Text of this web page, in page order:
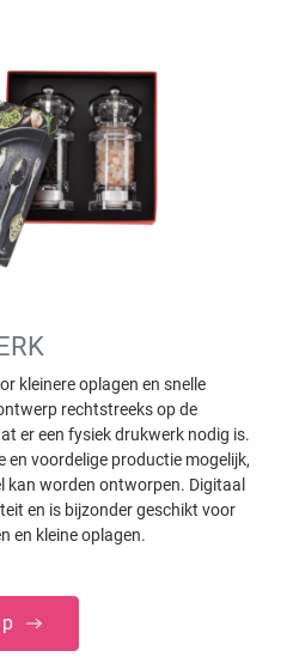
kleinere oplagen en snelle
rechtstreeks op de
er een fysiek drukwerk nodig is.
en voordelige productie mogelijk,
kan worden ontworpen. Digitaal
en is bijzonder geschikt voor
en kleine oplagen.